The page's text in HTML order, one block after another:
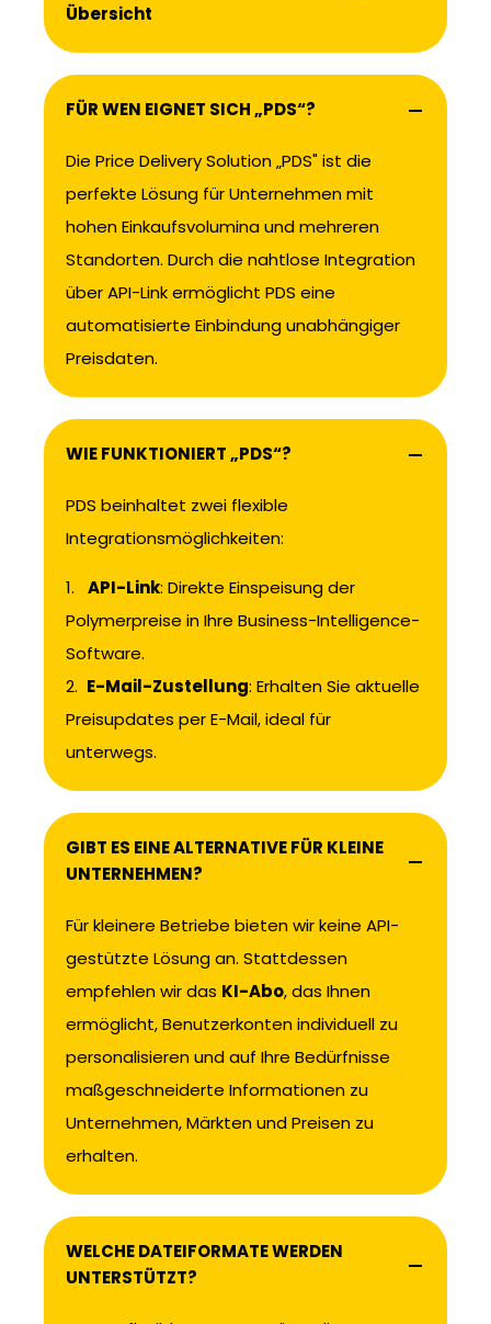
Übersicht
FÜR WEN EIGNET SICH „PDS“?
Die Price Delivery Solution „PDS" ist die
perfekte Lösung für Unternehmen mit
hohen Einkaufsvolumina und mehreren
Standorten. Durch die nahtlose Integration
über API-Link ermöglicht PDS eine
automatisierte Einbindung unabhängiger
Preisdaten.
WIE FUNKTIONIERT „PDS“?
PDS beinhaltet zwei flexible
Integrationsmöglichkeiten:
1. API-Link: Direkte Einspeisung der
Polymerpreise in Ihre Business-Intelligence-
Software.
2. E-Mail-Zustellung: Erhalten Sie aktuelle
Preisupdates per E-Mail, ideal für
unterwegs.
GIBT ES EINE ALTERNATIVE FÜR KLEINE
UNTERNEHMEN?
Für kleinere Betriebe bieten wir keine API-
gestützte Lösung an. Stattdessen
empfehlen wir das KI-Abo, das Ihnen
ermöglicht, Benutzerkonten individuell zu
personalisieren und auf Ihre Bedürfnisse
maßgeschneiderte Informationen zu
Unternehmen, Märkten und Preisen zu
erhalten.
WELCHE DATEIFORMATE WERDEN
UNTERSTÜTZT?